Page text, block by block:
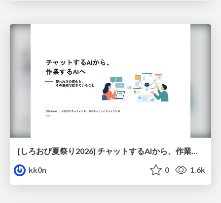
[しろおび夏祭り2026] チャットするAIから、作業するAIへ - 使われ方の変化と、その裏側で起きていること
kk0n
0 1.6k